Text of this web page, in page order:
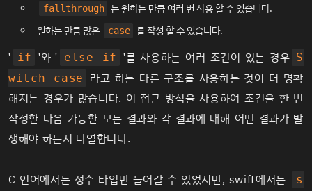
fallthrough 는 원하는 만큼 여러 번 사용 할 수 있습니다.
원하는 만큼 많은
case 를 작성 할 수 있습니다.
' if '와 ' else if '를 사용하는 여러 조건이 있는 경우 S
witch case
라고 하는 다른 구조를 사용하는 것이 더 명확
해지는 경우가 많습니다. 이 접근 방식을 사용하여 조건을 한 번
작성한 다음 가능한 모든 결과와 각 결과에 대해 어떤 결과가 발
생해야 하는지 나열합니다.
C 언어에서는 정수 타입만 들어갈 수 있었지만, swift에서는
s